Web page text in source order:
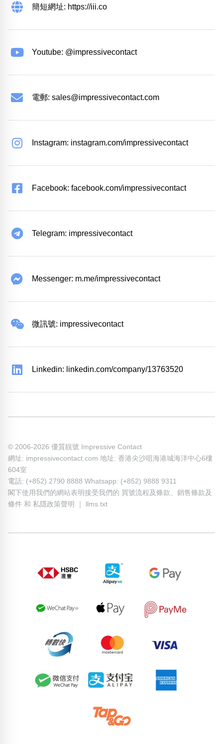
簡短網址: https://iii.co
Youtube: @impressivecontact
電郵: sales@impressivecontact.com
Instagram: instagram.com/impressivecontact
Facebook: facebook.com/impressivecontact
Telegram: impressivecontact
Messenger: m.me/impressivecontact
微訊號: impressivecontact
Linkedin: linkedin.com/company/13763520
© 2006-2026 優質靚號 Impressive Contact
網址: impressivecontact.com 地址: 香港尖沙咀海港城海洋中心6樓
604室
電話: (+852) 2790 8888 Whatsapp: (+852) 9888 9311
閣下使用我們的網站表明接受我們的 買號流程及條款
銷售條款及
條件 和 私隱政策聲明 llms.txt